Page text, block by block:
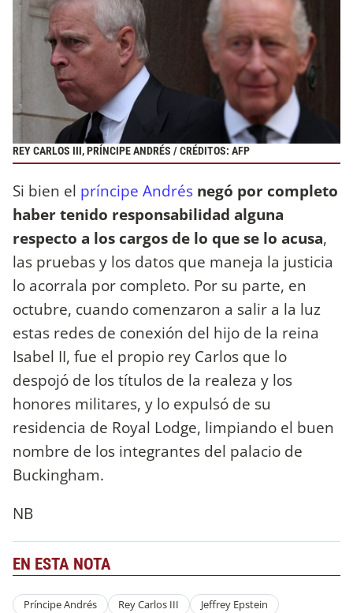
REY CARLOS III, PRÍNCIPE ANDRÉS / CRÉDITOS: AFP
Si bien el príncipe Andrés negó por completo
haber tenido responsabilidad alguna
respecto a los cargos de lo que se lo acusa,
las pruebas y los datos que maneja la justicia
lo acorrala por completo. Por su parte, en
octubre, cuando comenzaron a salir a la luz
estas redes de conexión del hijo de la reina
Isabel II, fue el propio rey Carlos que lo
despojó de los títulos de la realeza y los
honores militares, y lo expulsó de su
residencia de Royal Lodge, limpiando el buen
nombre de los integrantes del palacio de
Buckingham.
NB
EN ESTA NOTA
Príncipe Andrés Rey Carlos III Jeffrey Epstein